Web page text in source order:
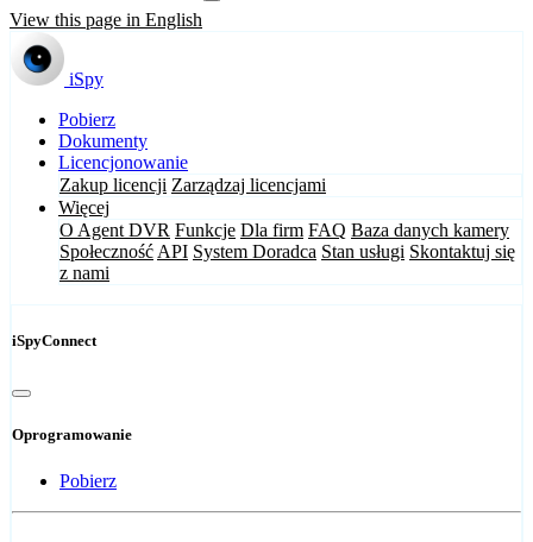
View this page in English
iSpy
Pobierz
Dokumenty
Licencjonowanie
Zakup licencji Zarządzaj licencjami
Więcej
O Agent DVR Funkcje Dla firm FAQ Baza danych kamery
Społeczność API System Doradca Stan usługi Skontaktuj się
z nami
iSpyConnect
Oprogramowanie
Pobierz